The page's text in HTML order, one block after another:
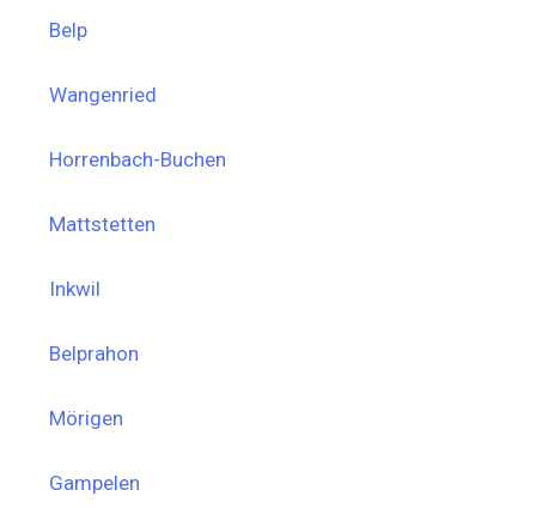
Belp
Wangenried
Horrenbach-Buchen
Mattstetten
Inkwil
Belprahon
Mörigen
Gampelen